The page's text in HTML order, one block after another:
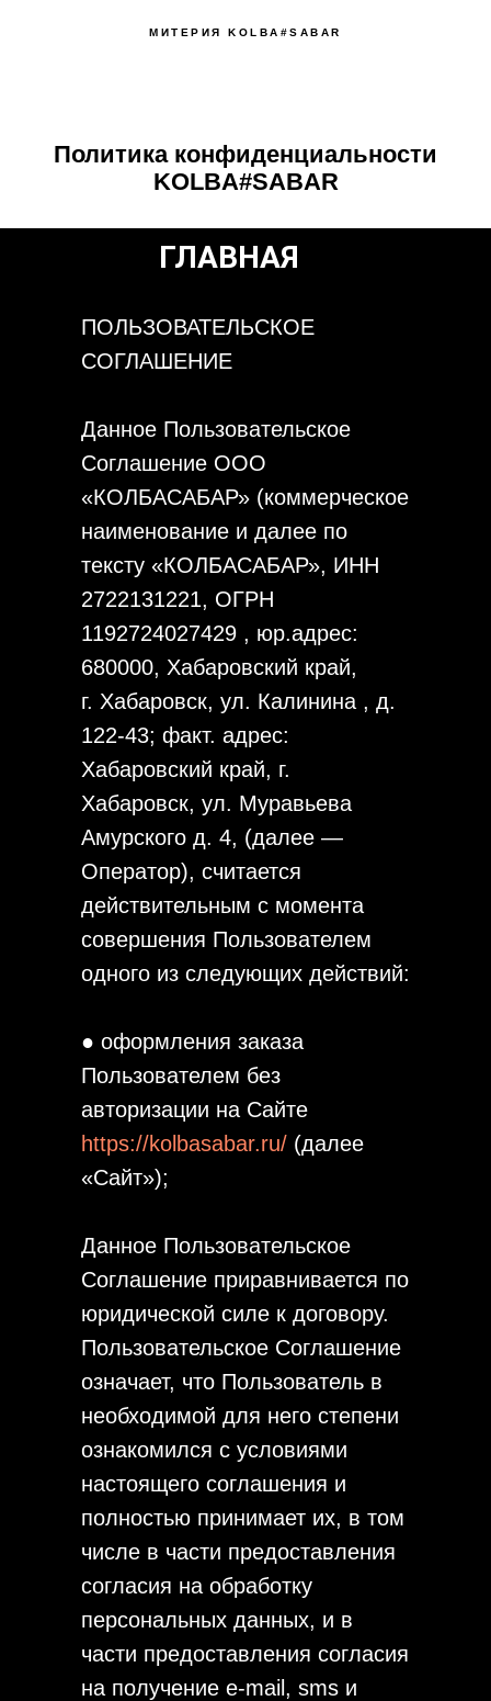
МИТЕРИЯ KOLBA#SABAR
Политика конфиденциальности
KOLBA#SABAR
ПОЛЬЗОВАТЕЛЬСКОЕ
СОГЛАШЕНИЕ
Данное Пользовательское
Соглашение ООО
«КОЛБАСАБАР» (коммерческое
наименование и далее по
тексту «КОЛБАСАБАР», ИНН
2722131221, ОГРН
1192724027429 , юр.адрес:
680000, Хабаровский край,
г. Хабаровск, ул. Калинина , д.
122-43; факт. адрес:
Хабаровский край, г.
Хабаровск, ул. Муравьева
Амурского д. 4, (далее —
Оператор), считается
действительным с момента
совершения Пользователем
одного из следующих действий:
● оформления заказа
Пользователем без
авторизации на Сайте
https://kolbasabar.ru/ (далее
«Сайт»);
Данное Пользовательское
Соглашение приравнивается по
юридической силе к договору.
Пользовательское Соглашение
означает, что Пользователь в
необходимой для него степени
ознакомился с условиями
настоящего соглашения и
полностью принимает их, в том
числе в части предоставления
согласия на обработку
персональных данных, и в
части предоставления согласия
на получение e-mail, sms и
ГЛАВНАЯ